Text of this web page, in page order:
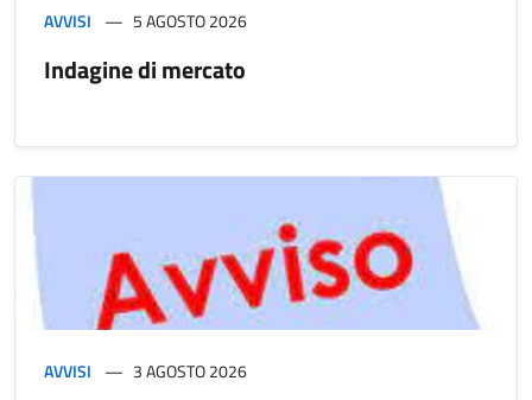
AVVISI 5 AGOSTO 2026
Indagine di mercato
AVVISI 3 AGOSTO 2026